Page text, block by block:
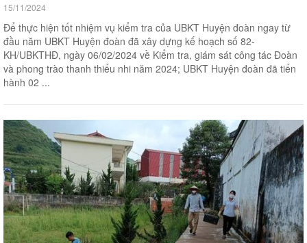
15/11/2024
Để thực hiện tốt nhiệm vụ kiểm tra của UBKT Huyện đoàn ngay từ
đầu năm UBKT Huyện đoàn đã xây dựng kế hoạch số 82-
KH/UBKTHĐ, ngày 06/02/2024 về Kiểm tra, giám sát công tác Đoàn
và phong trào thanh thiếu nhi năm 2024; UBKT Huyện đoàn đã tiến
hành 02 ...